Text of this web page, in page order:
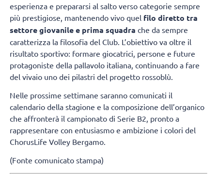
esperienza e prepararsi al salto verso categorie sempre
più prestigiose, mantenendo vivo quel filo diretto tra
settore giovanile e prima squadra che da sempre
caratterizza la filosofia del Club. L’obiettivo va oltre il
risultato sportivo: formare giocatrici, persone e future
protagoniste della pallavolo italiana, continuando a fare
del vivaio uno dei pilastri del progetto rossoblù.
Nelle prossime settimane saranno comunicati il
calendario della stagione e la composizione dell’organico
che affronterà il campionato di Serie B2, pronto a
rappresentare con entusiasmo e ambizione i colori del
ChorusLife Volley Bergamo.
(Fonte comunicato stampa)